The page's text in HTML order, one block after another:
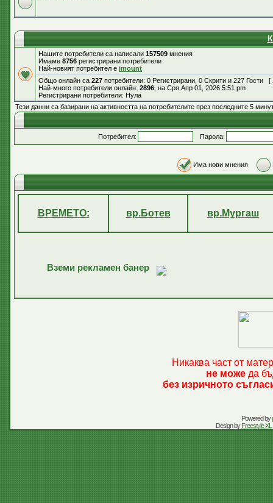
Нашите потребители са написали 157509 мнения
Имаме 8756 регистрирани потребители
Най-новият потребител е imount
Общо онлайн са 227 потребители: 0 Регистрирани, 0 Скрити и 227 Гости [
Най-много потребители онлайн: 2896 , на Сря Апр 01, 2026 5:51 pm
Регистрирани потребители: Нула
Тези данни са базирани на активността на потребителите през последните 5
Потребител: Парола:
Има нови мнения
ВРЕМЕТО: вр.Ботев вр.Мургаш
Вземи рекламен банер
Никаква част от
не може да
без изричното
Powered by
Design byFreestyle XL